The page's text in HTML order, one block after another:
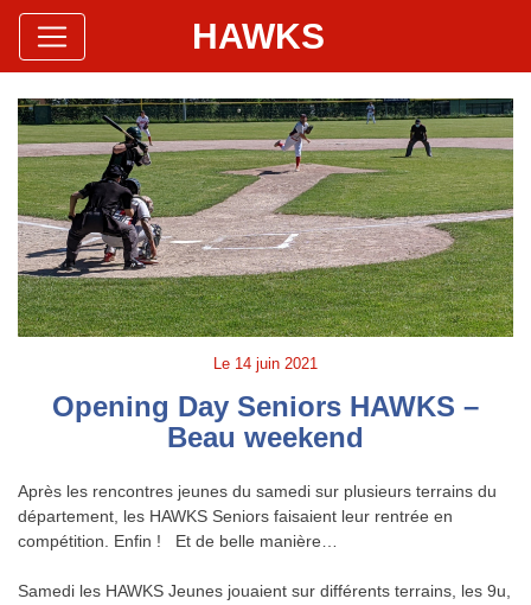
Hawks Baseball Softball
Site Officiel HAWKS
Le 14 juin 2021
Opening Day Seniors HAWKS –
Beau weekend
Après les rencontres jeunes du samedi sur plusieurs terrains du
département, les HAWKS Seniors faisaient leur rentrée en
compétition. Enfin ! Et de belle manière…
Samedi les HAWKS Jeunes jouaient sur différents terrains, les 9u,